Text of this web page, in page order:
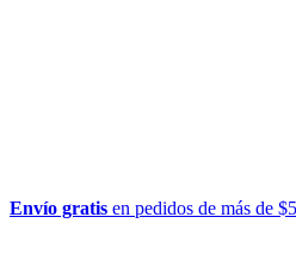
Envío gratis en pedidos de más de